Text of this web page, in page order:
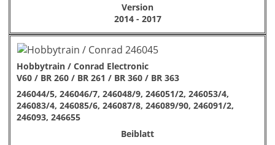
Version
2014 - 2017
Hobbytrain / Conrad Electronic
V60 / BR 260 / BR 261 / BR 360 / BR 363
246044/5, 246046/7, 246048/9, 246051/2, 246053/4,
246083/4, 246085/6, 246087/8, 246089/90, 246091/2,
246093, 246655
Beiblatt